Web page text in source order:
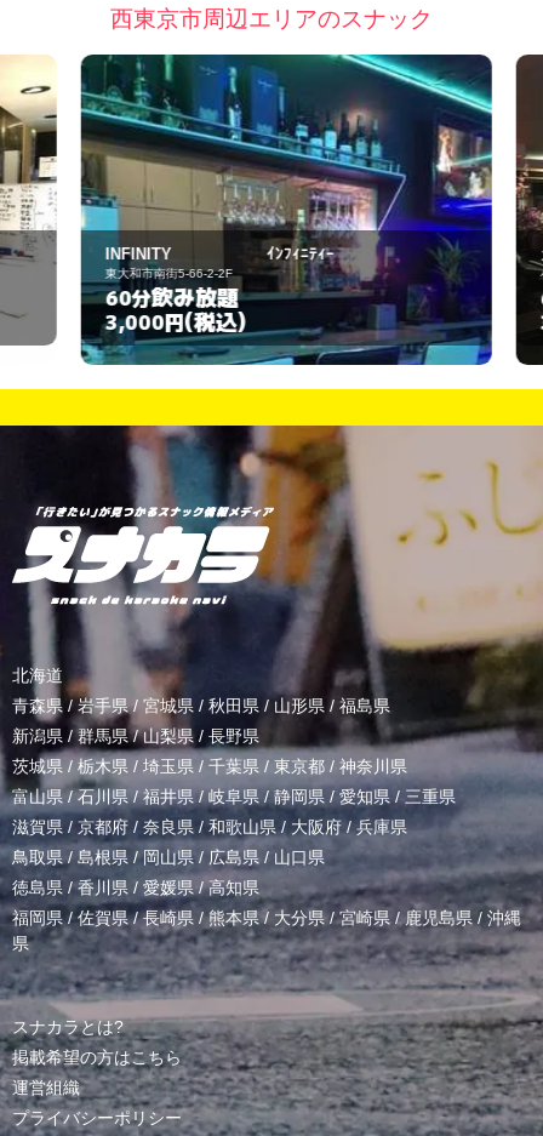
西東京市周辺エリアのスナック
INFINITY ｲﾝﾌｨﾆﾃｨｰ
東大和市南街5-66-2-2F
60分飲み放題
3,000円(税込)
小
北海道
青森県 / 岩手県/ 宮城県 / 秋田県 / 山形県/ 福島県
新潟県 /群馬県/山梨県 / 長野県
茨城県 / 栃木県 / 埼玉県 / 千葉県 / 東京都 / 神奈川県
富山県 /石川県/福井県/岐阜県 / 静岡県 / 愛知県 / 三重県
滋賀県 / 京都府 / 奈良県 / 和歌山県/ 大阪府 /兵庫県
鳥取県/ 島根県 /岡山県/ 広島県 / 山口県
徳島県 /香川県 / 愛媛県/高知県
福岡県/佐賀県/長崎県 /熊本県/ 大分県/宮崎県 /鹿児島県 / 沖縄
県
スナカラとは?
掲載希望の方はこちら
運営組織
プライバシーポリシー